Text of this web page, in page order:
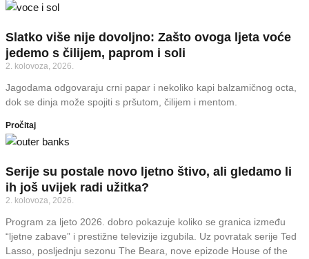
Slatko više nije dovoljno: Zašto ovoga ljeta voće
jedemo s čilijem, paprom i soli
2. kolovoza, 2026.
Jagodama odgovaraju crni papar i nekoliko kapi balzamičnog octa,
dok se dinja može spojiti s pršutom, čilijem i mentom.
Pročitaj
Serije su postale novo ljetno štivo, ali gledamo li
ih još uvijek radi užitka?
2. kolovoza, 2026.
Program za ljeto 2026. dobro pokazuje koliko se granica između
“ljetne zabave” i prestižne televizije izgubila. Uz povratak serije Ted
Lasso, posljednju sezonu The Beara, nove epizode House of the